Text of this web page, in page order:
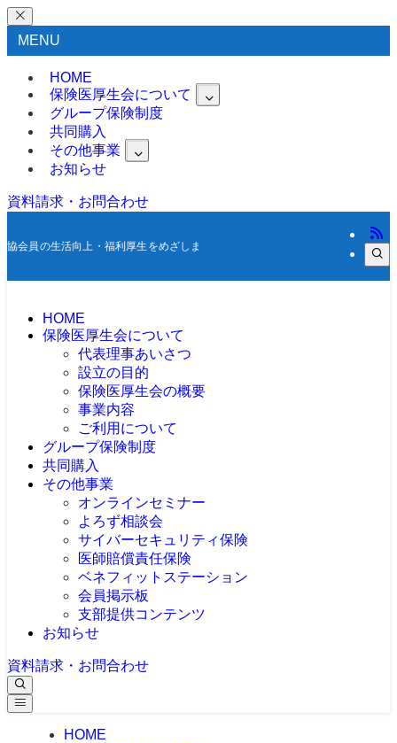
MENU
HOME
保険医厚生会について
グループ保険制度
共同購入
その他事業
お知らせ
資料請求・お問合わせ
協会員の生活向上・福利厚生をめざします |
HOME
保険医厚生会について
代表理事あいさつ
設立の目的
保険医厚生会の概要
事業内容
ご利用について
グループ保険制度
共同購入
その他事業
オンラインセミナー
よろず相談会
サイバーセキュリティ保険
医師賠償責任保険
ベネフィットステーション
会員掲示板
支部提供コンテンツ
お知らせ
資料請求・お問合わせ
HOME